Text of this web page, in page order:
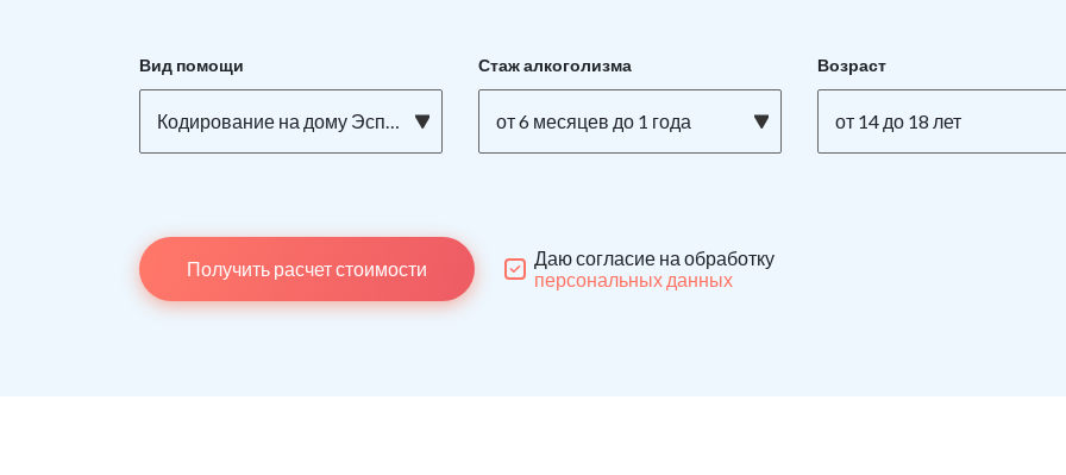
Вид помощи
Кодирование на дому Эспераль
Стаж алкоголизма
от 6 месяцев до 1 года
Возраст
от 14 до 18 лет
Получить расчет стоимости
Даю согласие на обработку
персональных данных